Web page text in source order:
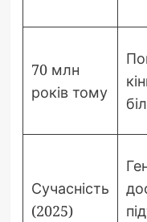
70 млн
років тому
Сучасність
(2025)